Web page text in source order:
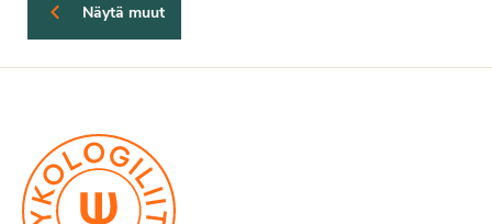
Näytä muut